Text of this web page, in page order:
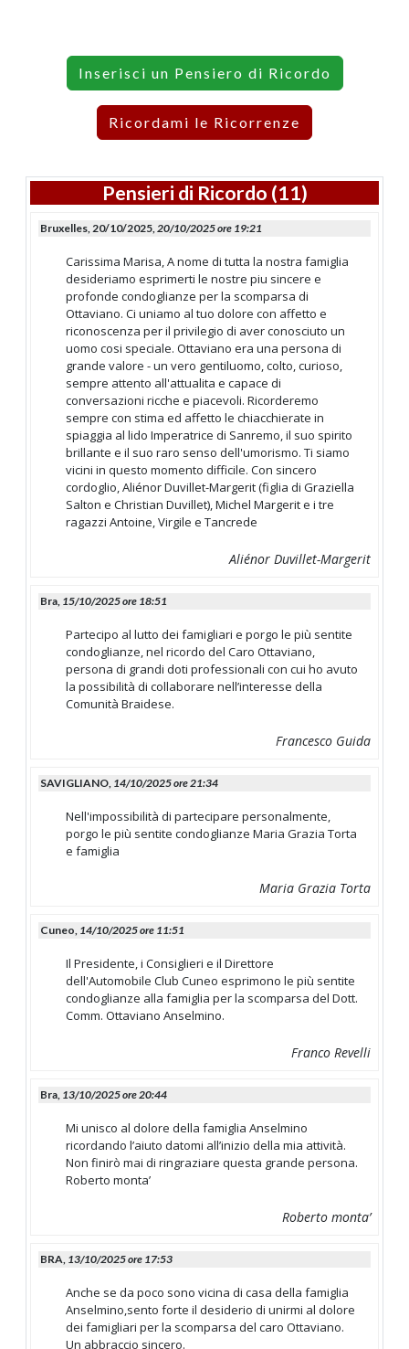
Inserisci un Pensiero di Ricordo
Ricordami le Ricorrenze
Pensieri di Ricordo (11)
Bruxelles, 20/10/2025, 20/10/2025 ore 19:21
Carissima Marisa, A nome di tutta la nostra famiglia
desideriamo esprimerti le nostre piu sincere e
profonde condoglianze per la scomparsa di
Ottaviano. Ci uniamo al tuo dolore con affetto e
riconoscenza per il privilegio di aver conosciuto un
uomo cosi speciale. Ottaviano era una persona di
grande valore - un vero gentiluomo, colto, curioso,
sempre attento all'attualita e capace di
conversazioni ricche e piacevoli. Ricorderemo
sempre con stima ed affetto le chiacchierate in
spiaggia al lido Imperatrice di Sanremo, il suo spirito
brillante e il suo raro senso dell'umorismo. Ti siamo
vicini in questo momento difficile. Con sincero
cordoglio, Aliénor Duvillet-Margerit (figlia di Graziella
Salton e Christian Duvillet), Michel Margerit e i tre
ragazzi Antoine, Virgile e Tancrede
Aliénor Duvillet-Margerit
Bra, 15/10/2025 ore 18:51
Partecipo al lutto dei famigliari e porgo le più sentite
condoglianze, nel ricordo del Caro Ottaviano,
persona di grandi doti professionali con cui ho avuto
la possibilità di collaborare nell’interesse della
Comunità Braidese.
Francesco Guida
SAVIGLIANO, 14/10/2025 ore 21:34
Nell'impossibilità di partecipare personalmente,
porgo le più sentite condoglianze Maria Grazia Torta
e famiglia
Maria Grazia Torta
Cuneo, 14/10/2025 ore 11:51
Il Presidente, i Consiglieri e il Direttore
dell'Automobile Club Cuneo esprimono le più sentite
condoglianze alla famiglia per la scomparsa del Dott.
Comm. Ottaviano Anselmino.
Franco Revelli
Bra, 13/10/2025 ore 20:44
Mi unisco al dolore della famiglia Anselmino
ricordando l’aiuto datomi all’inizio della mia attività.
Non finirò mai di ringraziare questa grande persona.
Roberto monta’
Roberto monta’
BRA, 13/10/2025 ore 17:53
Anche se da poco sono vicina di casa della famiglia
Anselmino,sento forte il desiderio di unirmi al dolore
dei famigliari per la scomparsa del caro Ottaviano.
Un abbraccio sincero.